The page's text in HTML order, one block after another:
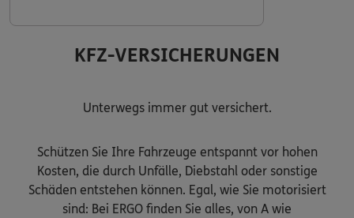
KFZ-VERSICHERUNGEN
Unterwegs immer gut versichert.
Schützen Sie Ihre Fahrzeuge entspannt vor hohen
Kosten, die durch Unfälle, Diebstahl oder sonstige
Schäden entstehen können. Egal, wie Sie motorisiert
sind: Bei ERGO finden Sie alles, von A wie